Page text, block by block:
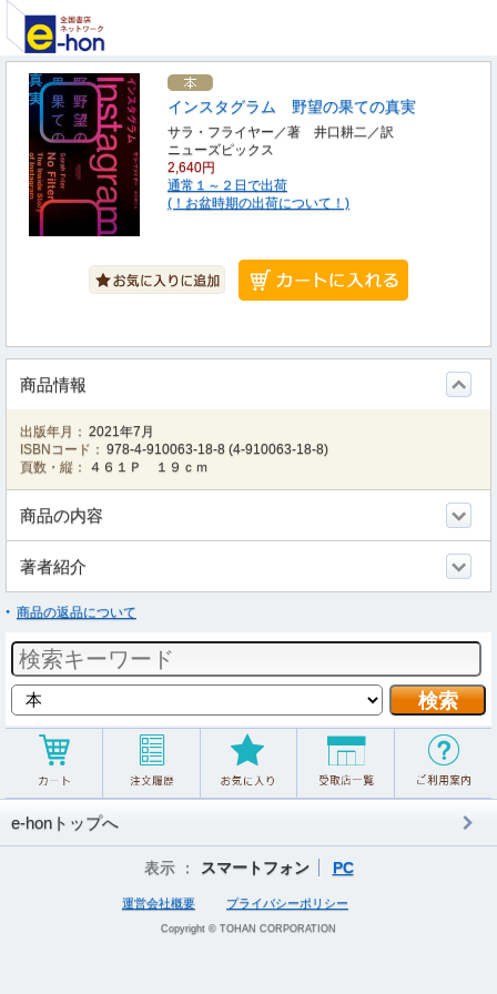
インスタグラム 野望の果ての真実
サラ・フライヤー／著 井口耕二／訳
ニューズピックス
2,640円
通常１～２日で出荷
(！お盆時期の出荷について！)
商品情報
出版年月： 2021年7月
ISBNコード： 978-4-910063-18-8 (4-910063-18-8)
頁数・縦：
４６１Ｐ １９ｃｍ
商品の内容
著者紹介
商品の返品について
e-honトップへ
表示 ： スマートフォン PC
運営会社概要 プライバシーポリシー
Copyright © TOHAN CORPORATION